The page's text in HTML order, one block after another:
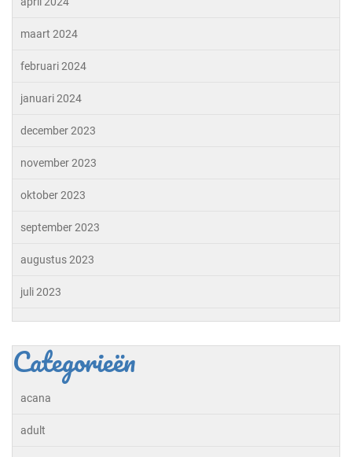
maart 2024
februari 2024
januari 2024
december 2023
november 2023
oktober 2023
september 2023
augustus 2023
juli 2023
Categorieën
acana
adult